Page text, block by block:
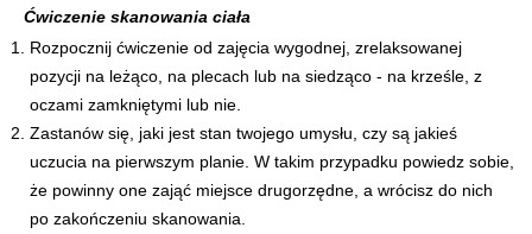
Ćwiczenie skanowania ciała
Rozpocznij ćwiczenie od zajęcia wygodnej, zrelaksowanej
pozycji na leżąco, na plecach lub na siedząco - na krześle, z
oczami zamkniętymi lub nie.
Zastanów się, jaki jest stan twojego umysłu, czy są jakieś
uczucia na pierwszym planie. W takim przypadku powiedz sobie,
że powinny one zająć miejsce drugorzędne, a wrócisz do nich
po zakończeniu skanowania.